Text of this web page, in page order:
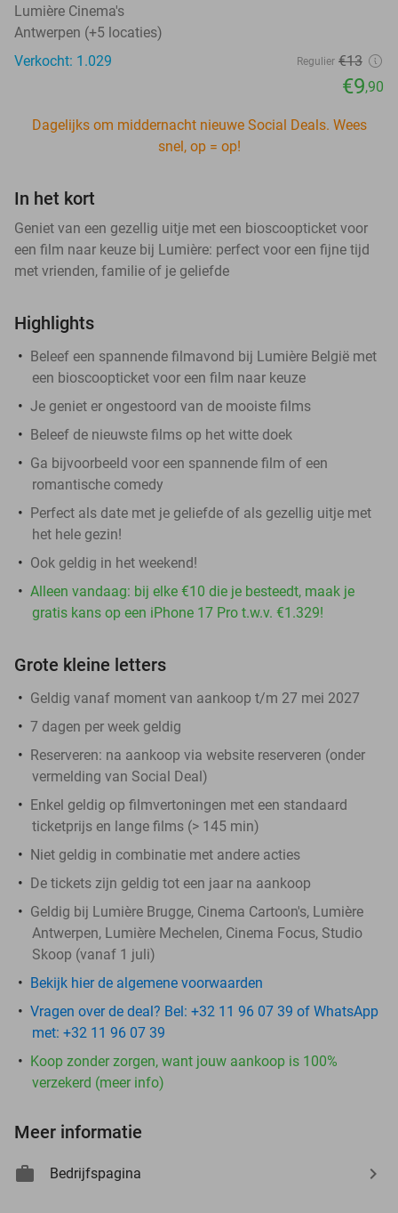
Lumière Cinema's
Antwerpen (+5 locaties)
Verkocht: 1.029
Regulier €13
€9,90
Dagelijks om middernacht nieuwe Social Deals. Wees
snel, op = op!
In het kort
Geniet van een gezellig uitje met een bioscoopticket voor
een film naar keuze bij Lumière: perfect voor een fijne tijd
met vrienden, familie of je geliefde
Highlights
Beleef een spannende filmavond bij Lumière België met
een bioscoopticket voor een film naar keuze
Je geniet er ongestoord van de mooiste films
Beleef de nieuwste films op het witte doek
Ga bijvoorbeeld voor een spannende film of een
romantische comedy
Perfect als date met je geliefde of als gezellig uitje met
het hele gezin!
Ook geldig in het weekend!
Alleen vandaag: bij elke €10 die je besteedt, maak je
gratis kans op een iPhone 17 Pro t.w.v. €1.329!
Grote kleine letters
Geldig vanaf moment van aankoop t/m 27 mei 2027
7 dagen per week geldig
Reserveren: na aankoop via website reserveren (onder
vermelding van Social Deal)
Enkel geldig op filmvertoningen met een standaard
ticketprijs en lange films (> 145 min)
Niet geldig in combinatie met andere acties
De tickets zijn geldig tot een jaar na aankoop
Geldig bij Lumière Brugge, Cinema Cartoon's, Lumière
Antwerpen, Lumière Mechelen, Cinema Focus, Studio
Skoop (vanaf 1 juli)
Bekijk hier de algemene voorwaarden
Vragen over de deal? Bel: +32 11 96 07 39 of WhatsApp
met: +32 11 96 07 39
Koop zonder zorgen, want jouw aankoop is 100%
verzekerd (meer info)
Meer informatie
Bedrijfspagina